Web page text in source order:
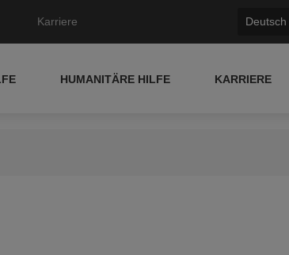
Karriere Deutsch
HUMANITÄRE HILFE KARRIERE